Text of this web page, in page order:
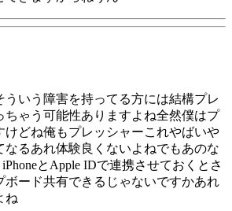
ういう障害を持ってる方には結構プレ
ちゃう可能性ありますよね全然僕はプ
けどね俺もプレッシャーこれやばいや
なるあれ体験良くないよねでもあのな
とApple IDで連携させておくとさ
ボード共有できるじゃないですかあれ
ね